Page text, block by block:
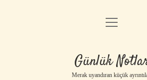
Anasayfa
Yasal Uyarı
menüyü
Günlük
Merak uyandıran küçük